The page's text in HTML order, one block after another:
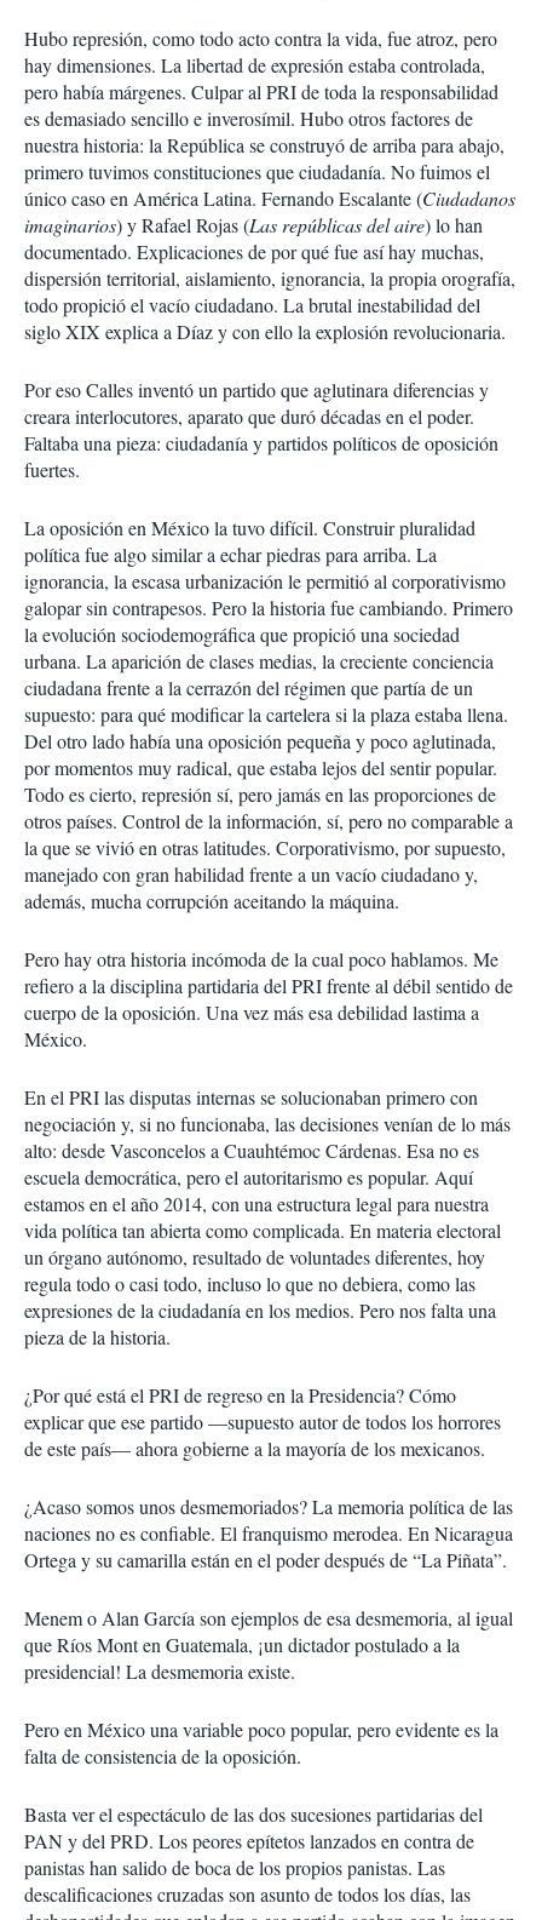
Hubo represión, como todo acto contra la vida, fue atroz, pero
hay dimensiones. La libertad de expresión estaba controlada,
pero había márgenes. Culpar al PRI de toda la responsabilidad
es demasiado sencillo e inverosímil. Hubo otros factores de
nuestra historia: la República se construyó de arriba para abajo,
primero tuvimos constituciones que ciudadanía. No fuimos el
único caso en América Latina. Fernando Escalante (Ciudadanos
imaginarios) y Rafael Rojas (Las repúblicas del aire) lo han
documentado. Explicaciones de por qué fue así hay muchas,
dispersión territorial, aislamiento, ignorancia, la propia orografía,
todo propició el vacío ciudadano. La brutal inestabilidad del
siglo XIX explica a Díaz y con ello la explosión revolucionaria.
Por eso Calles inventó un partido que aglutinara diferencias y
creara interlocutores, aparato que duró décadas en el poder.
Faltaba una pieza: ciudadanía y partidos políticos de oposición
fuertes.
La oposición en México la tuvo difícil. Construir pluralidad
política fue algo similar a echar piedras para arriba. La
ignorancia, la escasa urbanización le permitió al corporativismo
galopar sin contrapesos. Pero la historia fue cambiando. Primero
la evolución sociodemográfica que propició una sociedad
urbana. La aparición de clases medias, la creciente conciencia
ciudadana frente a la cerrazón del régimen que partía de un
supuesto: para qué modificar la cartelera si la plaza estaba llena.
Del otro lado había una oposición pequeña y poco aglutinada,
por momentos muy radical, que estaba lejos del sentir popular.
Todo es cierto, represión sí, pero jamás en las proporciones de
otros países. Control de la información, sí, pero no comparable a
la que se vivió en otras latitudes. Corporativismo, por supuesto,
manejado con gran habilidad frente a un vacío ciudadano y,
además, mucha corrupción aceitando la máquina.
Pero hay otra historia incómoda de la cual poco hablamos. Me
refiero a la disciplina partidaria del PRI frente al débil sentido de
cuerpo de la oposición. Una vez más esa debilidad lastima a
México.
En el PRI las disputas internas se solucionaban primero con
negociación y, si no funcionaba, las decisiones venían de lo más
alto: desde Vasconcelos a Cuauhtémoc Cárdenas. Esa no es
escuela democrática, pero el autoritarismo es popular. Aquí
estamos en el año 2014, con una estructura legal para nuestra
vida política tan abierta como complicada. En materia electoral
un órgano autónomo, resultado de voluntades diferentes, hoy
regula todo o casi todo, incluso lo que no debiera, como las
expresiones de la ciudadanía en los medios. Pero nos falta una
pieza de la historia.
¿Por qué está el PRI de regreso en la Presidencia? Cómo
explicar que ese partido —supuesto autor de todos los horrores
de este país— ahora gobierne a la mayoría de los mexicanos.
¿Acaso somos unos desmemoriados? La memoria política de las
naciones no es confiable. El franquismo merodea. En Nicaragua
Ortega y su camarilla están en el poder después de “La Piñata”.
Menem o Alan García son ejemplos de esa desmemoria, al igual
que Ríos Mont en Guatemala, ¡un dictador postulado a la
presidencial! La desmemoria existe.
Pero en México una variable poco popular, pero evidente es la
falta de consistencia de la oposición.
Basta ver el espectáculo de las dos sucesiones partidarias del
PAN y del PRD. Los peores epítetos lanzados en contra de
panistas han salido de boca de los propios panistas. Las
descalificaciones cruzadas son asunto de todos los días, las